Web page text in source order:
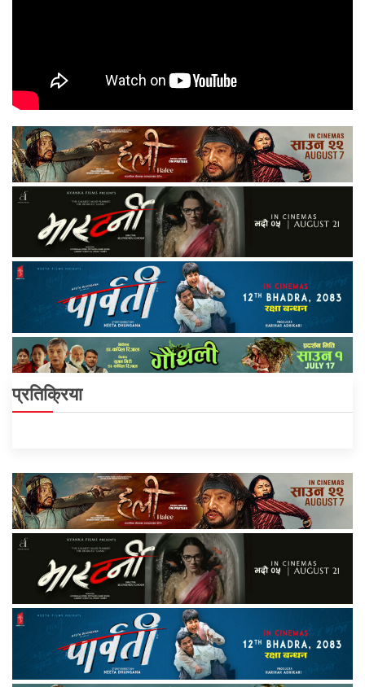
प्रतिक्रिया